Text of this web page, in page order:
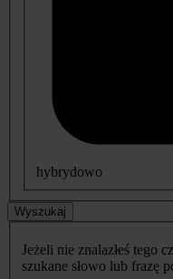
hybrydowo
Wyszukaj
Jeżeli nie znalazłeś tego
szukane słowo lub frazę